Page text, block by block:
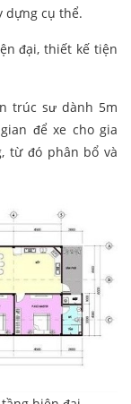
dựng cụ thể.
đại, thiết kế tiện
trúc sư dành 5m
để xe cho gia
từ đó phân bổ và